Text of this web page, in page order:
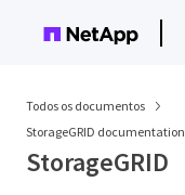
Todos os documentos
StorageGRID documentation
StorageGRID